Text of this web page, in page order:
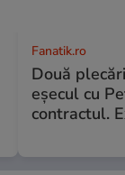
Fanatik.ro
Două
eșecul cu
contractul.